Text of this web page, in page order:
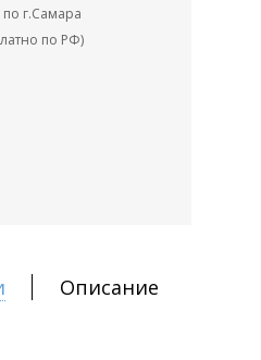
г.Самара
по РФ)
Описание